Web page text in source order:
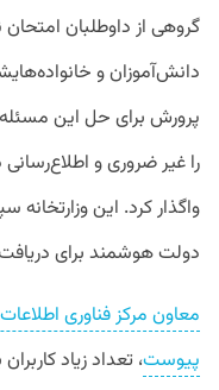
گروهی از داوطلبان
دانش‌آموزان و
پرورش برای حل این
را غیر ضروری و
واگذار کرد. این
دولت هوشمند برای
معاون مرکز فناوری
پیوست